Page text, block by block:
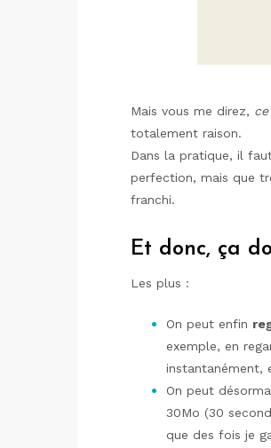
Mais vous me direz,
totalement raison.
Dans la pratique, il
perfection, mais que
franchi.
Et donc, ça
Les plus :
On peut enfin
exemple, en
instantanément,
On peut
30Mo (30
que des fois je